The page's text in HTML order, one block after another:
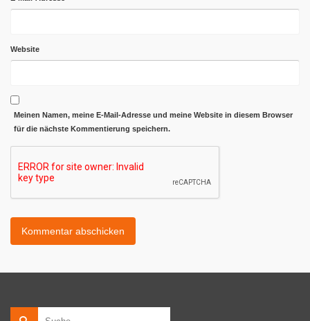
Website
Meinen Namen, meine E-Mail-Adresse und meine Website in diesem Browser
für die nächste Kommentierung speichern.
Suche